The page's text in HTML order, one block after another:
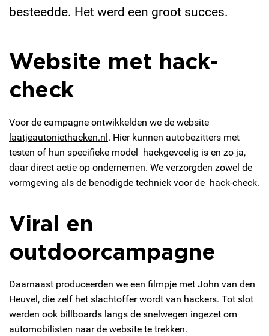
besteedde. Het werd een groot succes.
Website met hack-
check
Voor de campagne ontwikkelden we de website
laatjeautoniethacken.nl. Hier kunnen autobezitters met
testen of hun specifieke model hackgevoelig is en zo ja,
daar direct actie op ondernemen. We verzorgden zowel de
vormgeving als de benodigde techniek voor de hack-check.
Viral en
outdoorcampagne
Daarnaast produceerden we een filmpje met John van den
Heuvel, die zelf het slachtoffer wordt van hackers. Tot slot
werden ook billboards langs de snelwegen ingezet om
automobilisten naar de website te trekken.